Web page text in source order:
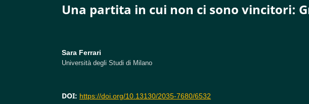
Una partita in cui non ci sono vincitori:
Sara Ferrari
Università degli Studi di Milano
DOI: https://doi.org/10.13130/2035-7680/6532